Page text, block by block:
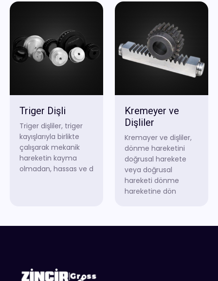
Triger Dişli
Triger dişliler, triger
kayışlarıyla birlikte
çalışarak mekanik
hareketin kayma
olmadan, hassas ve d
Kremeyer ve
Dişliler
Kremayer ve dişliler,
dönme hareketini
doğrusal harekete
veya doğrusal
hareketi dönme
hareketine dön